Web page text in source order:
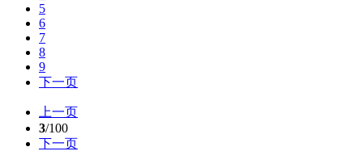
5
6
7
8
9
下一页
上一页
3/100
下一页